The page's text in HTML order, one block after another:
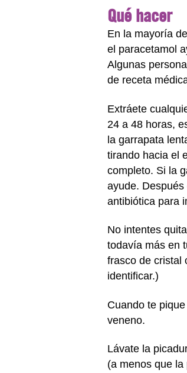
Qué hacer
En la mayoría
el paracetamol
Algunas
de receta
Extráete
24 a 48 horas,
la garrapata
tirando hacia el
completo. Si la
ayude.
antibiótica para
No intentes
todavía más en
frasco de cristal
identificar.)
Cuando te
veneno.
Lávate la
(a menos que